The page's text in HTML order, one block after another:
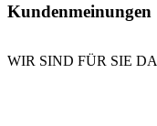
Kundenmeinungen
WIR SIND FÜR SIE DA